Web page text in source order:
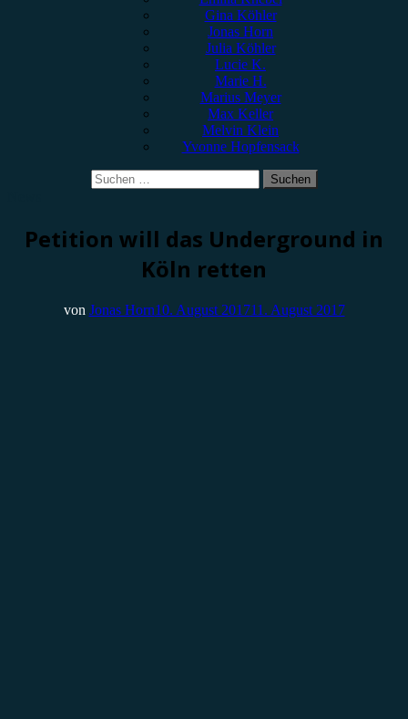
Gina Köhler
Jonas Horn
Julia Köhler
Lucie K.
Marie H.
Marius Meyer
Max Keller
Melvin Klein
Yvonne Hopfensack
Suchen
nach:
Petition will das Underground in
Köln retten
von Jonas Horn10. August 201711. August 2017